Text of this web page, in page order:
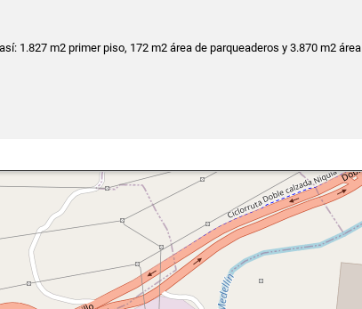
1.827 m2 primer piso, 172 m2 área de parqueaderos y 3.870 m2 área